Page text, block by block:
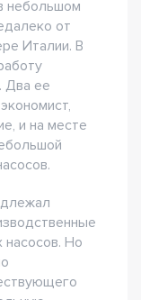
небольшом
от
Италии. В
Два ее
и на месте
насосов. Но